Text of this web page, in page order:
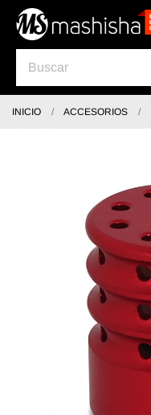
INICIO ACCESORIOS